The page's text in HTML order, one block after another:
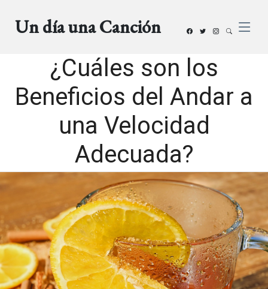
Un día una Canción
¿Cuáles son los
Beneficios del Andar a
una Velocidad
Adecuada?